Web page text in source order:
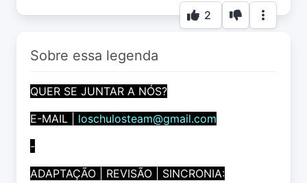
2
Sobre essa legenda
QUER SE JUNTAR A NÓS?
E-MAIL | loschulosteam@gmail.com
-
ADAPTAÇÃO | REVISÃO | SINCRONIA: